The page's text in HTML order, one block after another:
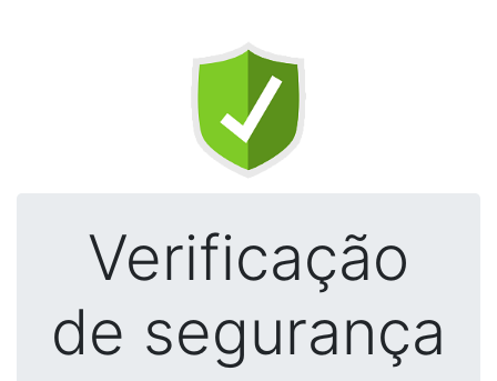
Verificação
de segurança